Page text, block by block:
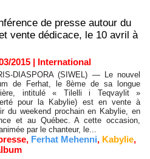
de presse autour du
vente dédicace, le 10 avril à
2015 | International
DIASPORA (SIWEL) — Le nouvel
de Ferhat, le 8ème de sa longue
intitulé « Tilelli i Teqvaylit »
pour la Kabylie) est en vente à
du weekend prochain en Kabylie, en
et au Québec. A cette occasion,
par le chanteur, le...
, Ferhat Mehenni, Kabylie,